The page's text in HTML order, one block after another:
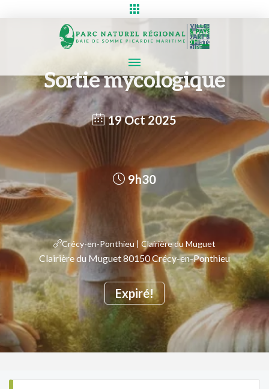
Sortie mycologique
19 Oct 2025
Expiré!
9h30
Crécy-en-Ponthieu | Clairière du Muguet
Clairière du Muguet 80150 Crécy-en-Ponthieu